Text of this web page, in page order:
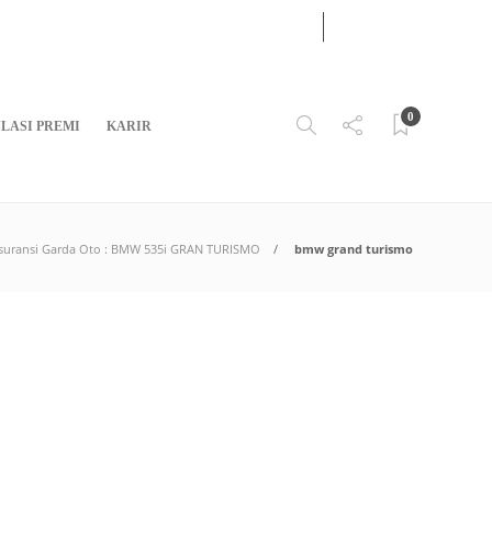
PREMI KARIR
0
Garda Oto : BMW 535i GRAN TURISMO bmw grand turismo